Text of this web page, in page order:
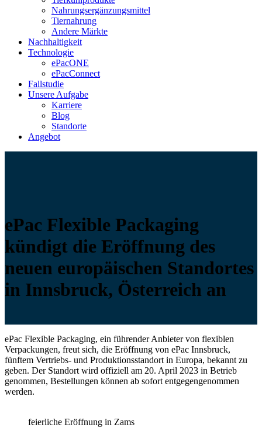
Nahrungsergänzungsmittel
Tiernahrung
Andere Märkte
Nachhaltigkeit
Technologie
ePacONE
ePacConnect
Fallstudie
Unsere Aufgabe
Karriere
Blog
Standorte
Angebot
ePac Flexible Packaging
kündigt die Eröffnung des
neuen europäischen Standortes
in Innsbruck, Österreich an
ePac Flexible Packaging, ein führender Anbieter von flexiblen
Verpackungen, freut sich, die Eröffnung von ePac Innsbruck,
fünftem Vertriebs- und Produktionsstandort in Europa, bekannt zu
geben. Der Standort wird offiziell am 20. April 2023 in Betrieb
genommen, Bestellungen können ab sofort entgegengenommen
werden.
feierliche Eröffnung in Zams